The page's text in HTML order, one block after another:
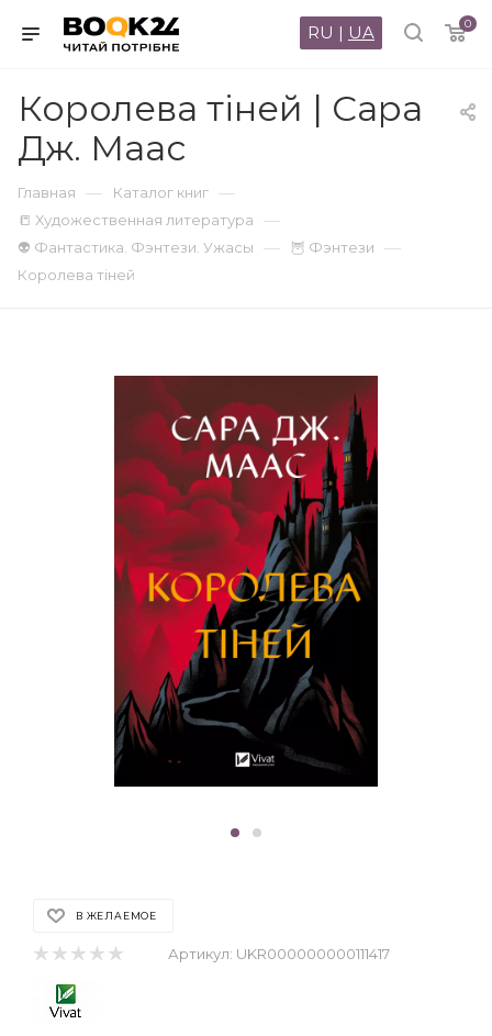
0
RU | UA
Королева тіней | Сара
Дж. Маас
Главная — Каталог книг —
📒 Художественная литература —
👽 Фантастика. Фэнтези. Ужасы — 🦉 Фэнтези —
Королева тіней
В ЖЕЛАЕМОЕ
Артикул: UKR000000000111417